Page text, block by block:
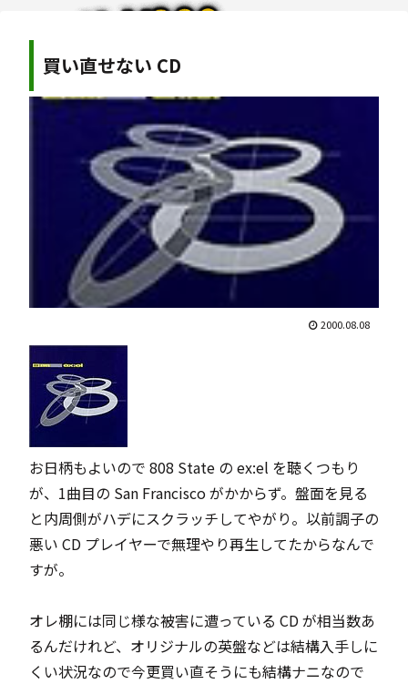
買い直せない CD
2000.08.08
お日柄もよいので 808 State の ex:el を聴くつもり
が、1曲目の San Francisco がかからず。盤面を見る
と内周側がハデにスクラッチしてやがり。以前調子の
悪い CD プレイヤーで無理やり再生してたからなんで
すが。
オレ棚には同じ様な被害に遭っている CD が相当数あ
るんだけれど、オリジナルの英盤などは結構入手しに
くい状況なので今更買い直そうにも結構ナニなので